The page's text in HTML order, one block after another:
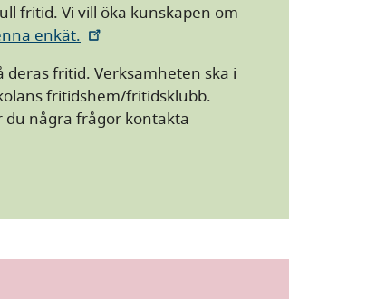
fritid. Vi vill öka kunskapen om
enkät.
fritid. Verksamheten ska i
fritidshem/fritidsklubb.
några frågor kontakta